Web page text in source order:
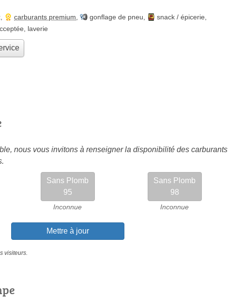
carburants premium gonflage de pneu snack / épicerie
laverie
nous vous invitons à renseigner la disponibilité des carburants
Sans Plomb
95
Inconnue
Sans Plomb
98
Inconnue
Mettre à jour
visiteurs.